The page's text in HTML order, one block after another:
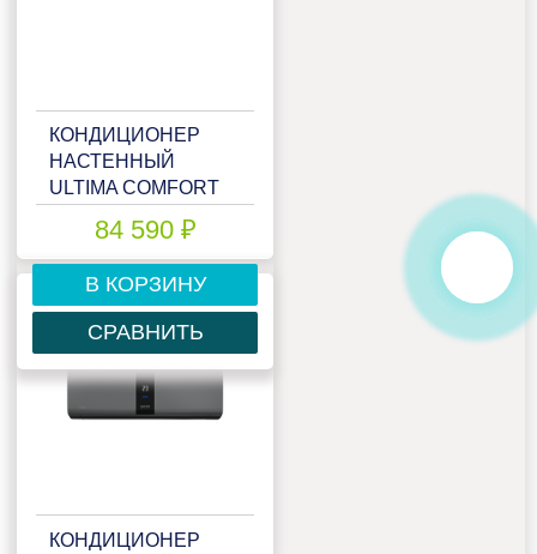
КОНДИЦИОНЕР
НАСТЕННЫЙ
ULTIMA COMFORT
84 590 ₽
В КОРЗИНУ
СРАВНИТЬ
КОНДИЦИОНЕР